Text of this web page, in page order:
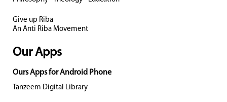
Give up Riba
An Anti Riba Movement
Our Apps
Ours Apps for Android Phone
Tanzeem Digital Library